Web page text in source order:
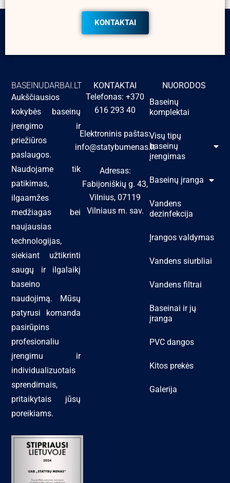
KONTAKTAI
BASEINUDARBAI.LT
Aukščiausios
kokybės baseinų
įrengimo ir
priežiūros
paslaugos.
Naudojame tik
patikimas,
ilgaamžes
medžiagas bei
naujausias
technologijas,
siekiant užtikrinti
saugų ir ilgalaikį
baseino
naudojimą. Mūsų
patyrusi komanda
pasirūpins
profesionaliu
įrengimu ir
individualizuotais
sprendimais,
pritaikytais jūsų
poreikiams.
KONTAKTAI
Telefonas: +370
616 293 40
Elektroninis paštas:
info@statybumenas.lt
Adresas:
Fabijoniškių g. 43,
Vilnius, 07119
Vilniaus m. sav.
NUORODOS
Baseinų
komplektai
Visų tipų
baseinų
įrengimas
Baseinų įranga
Vandens
dezinfekcija
Įrangos valdymas
Vandens siurbliai
Vandens filtrai
Baseinai ir jų
įranga
PVC dangos
Kitos prekės
Galerija